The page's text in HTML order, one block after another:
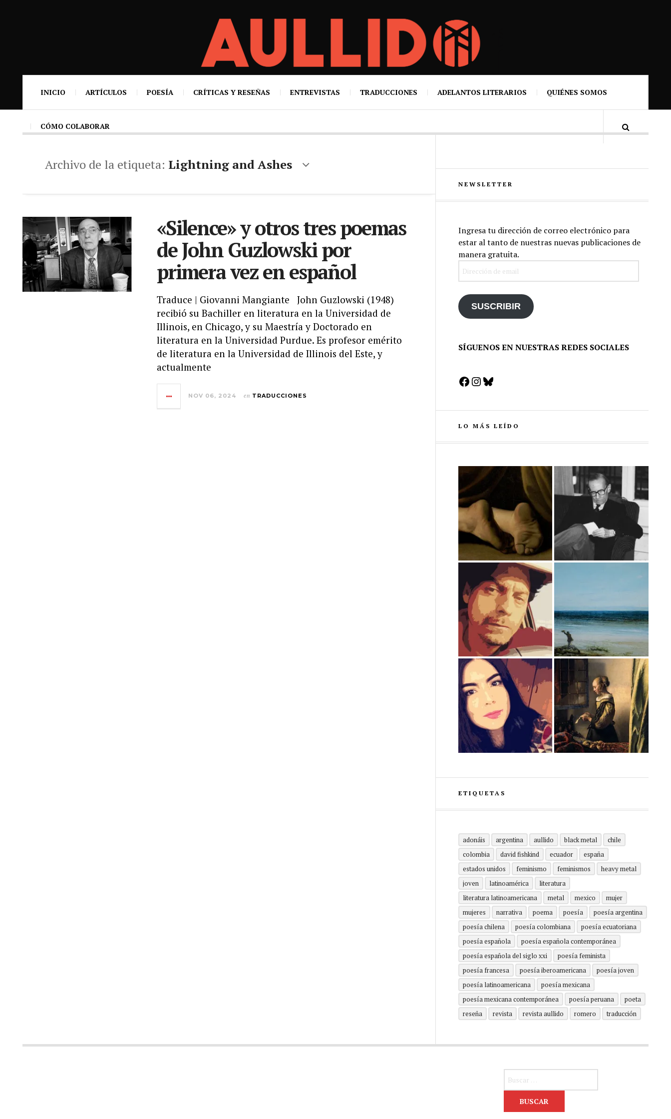
INICIO ARTÍCULOS POESÍA CRÍTICAS Y RESEÑAS ENTREVISTAS TRADUCCIONES ADELANTOS LITERARIOS QUIÉNES SOMOS
CÓMO COLABORAR
Archivo de la etiqueta: Lightning and Ashes
«Silence» y otros tres poemas
de John Guzlowski por
primera vez en español
Traduce | Giovanni Mangiante John Guzlowski (1948)
recibió su Bachiller en literatura en la Universidad de
Illinois, en Chicago, y su Maestría y Doctorado en
literatura en la Universidad Purdue. Es profesor emérito
de literatura en la Universidad de Illinois del Este, y
actualmente
NOV 06, 2024 en TRADUCCIONES
NEWSLETTER
Ingresa tu dirección de correo electrónico para
estar al tanto de nuestras nuevas publicaciones de
manera gratuita.
SUSCRIBIR
SÍGUENOS EN NUESTRAS REDES SOCIALES
Facebook
Instagram
Bluesky
LO MÁS LEÍDO
ETIQUETAS
adonáis argentina aullido black metal
chile
colombia
david fishkind ecuador
españa
estados unidos
feminismo feminismos
heavy metal
joven
latinoamérica
literatura
literatura latinoamericana
metal mexico
mujer
mujeres
narrativa poema poesía
poesía argentina
poesía chilena
poesía colombiana
poesía ecuatoriana
poesía española
poesía española contemporánea
poesía española del siglo xxi
poesía feminista
poesía francesa
poesía iberoamericana
poesía joven
poesía latinoamericana
poesía mexicana
poesía mexicana contemporánea
poesía peruana
poeta
reseña
revista revista aullido romero traducción